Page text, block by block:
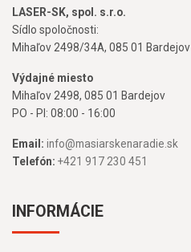
LASER-SK, spol. s.r.o.
Sídlo spoločnosti:
Mihaľov 2498/34A, 085 01 Bardejov
Výdajné miesto
Mihaľov 2498, 085 01 Bardejov
PO - PI: 08:00 - 16:00
Email: info@masiarskenaradie.sk
Telefón: +421 917 230 451
INFORMÁCIE